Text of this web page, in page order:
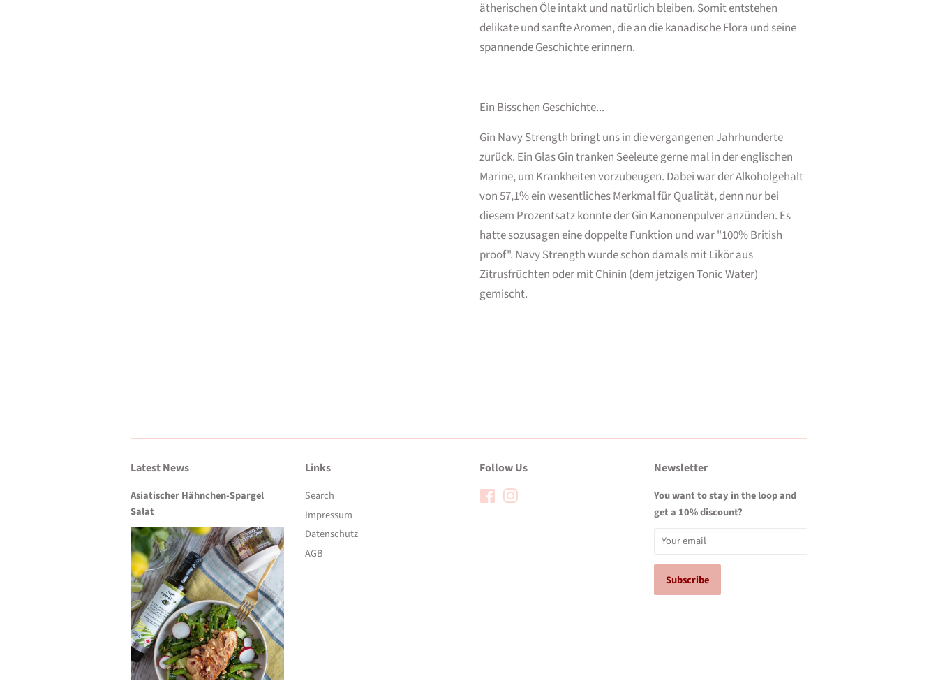
ätherischen Öle intakt und natürlich bleiben. Somit entstehen
delikate und sanfte Aromen, die an die kanadische Flora und seine
spannende Geschichte erinnern.
Ein Bisschen Geschichte...
Gin Navy Strength bringt uns in die vergangenen Jahrhunderte
zurück. Ein Glas Gin tranken Seeleute gerne mal in der englischen
Marine, um Krankheiten vorzubeugen. Dabei war der Alkoholgehalt
von 57,1% ein wesentliches Merkmal für Qualität, denn nur bei
diesem Prozentsatz konnte der Gin Kanonenpulver anzünden. Es
hatte sozusagen eine doppelte Funktion und war "100% British
proof". Navy Strength wurde schon damals mit Likör aus
Zitrusfrüchten oder mit Chinin (dem jetzigen Tonic Water)
gemischt.
Latest News
Asiatischer Hähnchen-Spargel
Salat
Links
Search
Impressum
Datenschutz
AGB
Follow Us
Facebook
Newsletter
You want to stay in the loop and
get a 10% discount?